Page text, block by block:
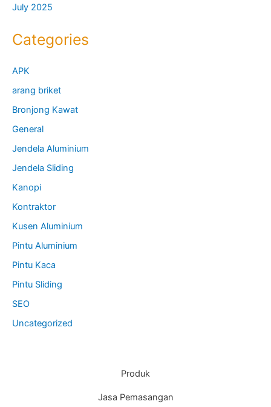
July 2025
Categories
APK
arang briket
Bronjong Kawat
General
Jendela Aluminium
Jendela Sliding
Kanopi
Kontraktor
Kusen Aluminium
Pintu Aluminium
Pintu Kaca
Pintu Sliding
SEO
Uncategorized
Produk
Jasa Pemasangan